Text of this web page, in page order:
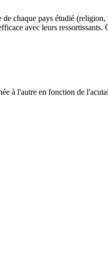
chaque pays étudié
avec leurs ressortissants.
à l'autre en fonction de